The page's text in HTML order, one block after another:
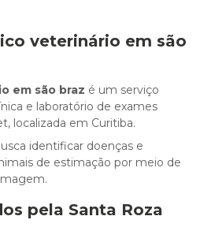
veterinário em são
em são braz é um serviço
e laboratório de exames
localizada em Curitiba.
identificar doenças e
de estimação por meio de
pela Santa Roza